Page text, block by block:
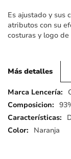
Es ajustado y sus
atributos con su
costuras y logo de
Más detalles
Más
detalles
Naranja